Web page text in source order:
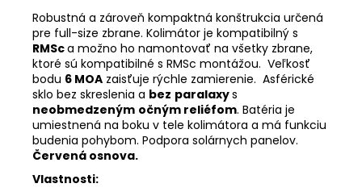
Robustná a zároveň kompaktná konštrukcia určená
pre full-size zbrane. Kolimátor je kompatibilný s
RMSca možno ho namontovať na všetky zbrane,
ktoré sú kompatibilné s RMSc montážou. Veľkosť
bodu 6 MOA zaisťuje rýchle zamierenie. Asférické
sklo bez skreslenia a bez paralaxys
neobmedzeným očným reliéfom. Batéria je
umiestnená na boku v tele kolimátora a má funkciu
budenia pohybom. Podpora solárnych panelov.
Červená osnova.
Vlastnosti:
€211,05